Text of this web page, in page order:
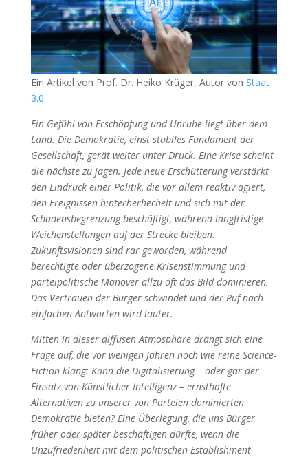
Ein Artikel von Prof. Dr. Heiko Krüger, Autor von Staat
3.0
Ein Gefühl von Erschöpfung und Unruhe liegt über dem
Land. Die Demokratie, einst stabiles Fundament der
Gesellschaft, gerät weiter unter Druck. Eine Krise scheint
die nächste zu jagen. Jede neue Erschütterung verstärkt
den Eindruck einer Politik, die vor allem reaktiv agiert,
den Ereignissen hinterherhechelt und sich mit der
Schadensbegrenzung beschäftigt, während langfristige
Weichenstellungen auf der Strecke bleiben.
Zukunftsvisionen sind rar geworden, während
berechtigte oder überzogene Krisenstimmung und
parteipolitische Manöver allzu oft das Bild dominieren.
Das Vertrauen der Bürger schwindet und der Ruf nach
einfachen Antworten wird lauter.
Mitten in dieser diffusen Atmosphäre drängt sich eine
Frage auf, die vor wenigen Jahren noch wie reine Science-
Fiction klang: Kann die Digitalisierung – oder gar der
Einsatz von Künstlicher Intelligenz – ernsthafte
Alternativen zu unserer von Parteien dominierten
Demokratie bieten? Eine Überlegung, die uns Bürger
früher oder später beschäftigen dürfte, wenn die
Unzufriedenheit mit dem politischen Establishment